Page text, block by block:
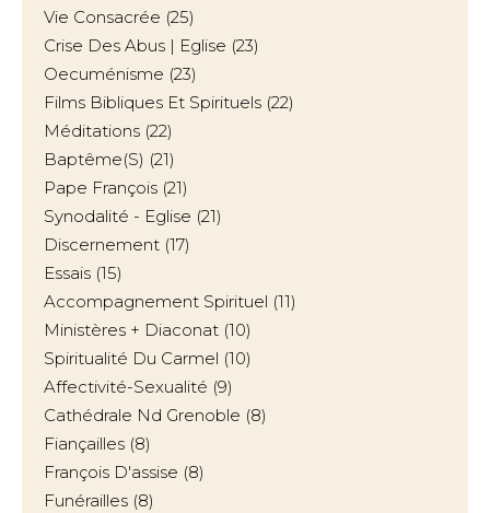
Vie Consacrée (25)
Crise Des Abus | Eglise (23)
Oecuménisme (23)
Films Bibliques Et Spirituels (22)
Méditations (22)
Baptême(s) (21)
Pape François (21)
Synodalité - Eglise (21)
Discernement (17)
Essais (15)
Accompagnement Spirituel (11)
Ministères + Diaconat (10)
Spiritualité Du Carmel (10)
Affectivité-Sexualité (9)
Cathédrale Nd Grenoble (8)
Fiançailles (8)
François D'assise (8)
Funérailles (8)